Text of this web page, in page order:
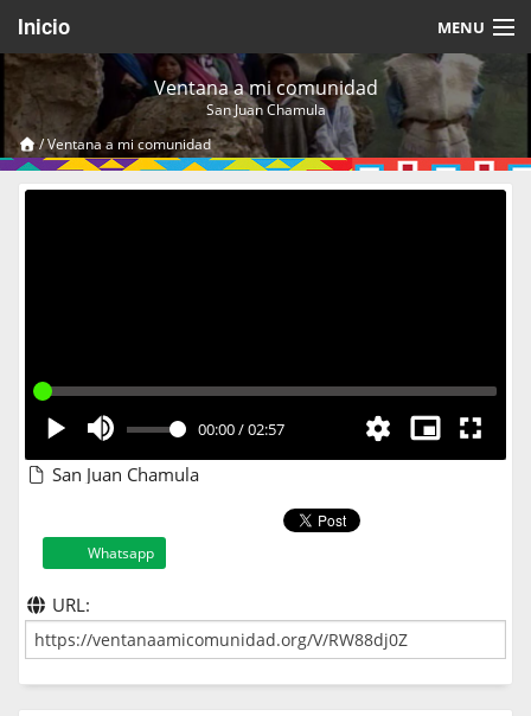
Inicio MENU
Acerca de
Videos Temáticos
Cerrar Sesión
Ventana a mi comunidad
San Juan Chamula
/Ventana a mi comunidad
00:00/02:57
San Juan Chamula
Whatsapp
URL: